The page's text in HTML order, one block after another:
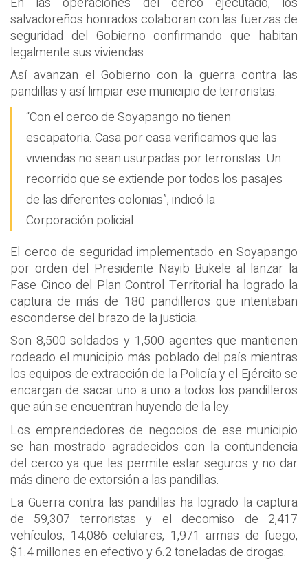
salvadoreños honrados colaboran con las fuerzas de
seguridad del Gobierno confirmando que habitan
legalmente sus viviendas.
Así avanzan el Gobierno con la guerra contra las
pandillas y así limpiar ese municipio de terroristas.
“Con el cerco de Soyapango no tienen
escapatoria. Casa por casa verificamos que las
viviendas no sean usurpadas por terroristas. Un
recorrido que se extiende por todos los pasajes
de las diferentes colonias”, indicó la
Corporación policial.
El cerco de seguridad implementado en Soyapango
por orden del Presidente Nayib Bukele al lanzar la
Fase Cinco del Plan Control Territorial ha logrado la
captura de más de 180 pandilleros que intentaban
esconderse del brazo de la justicia.
Son 8,500 soldados y 1,500 agentes que mantienen
rodeado el municipio más poblado del país mientras
los equipos de extracción de la Policía y el Ejército se
encargan de sacar uno a uno a todos los pandilleros
que aún se encuentran huyendo de la ley.
Los emprendedores de negocios de ese municipio
se han mostrado agradecidos con la contundencia
del cerco ya que les permite estar seguros y no dar
más dinero de extorsión a las pandillas.
La Guerra contra las pandillas ha logrado la captura
de 59,307 terroristas y el decomiso de 2,417
vehículos, 14,086 celulares, 1,971 armas de fuego,
$1.4 millones en efectivo y 6.2 toneladas de drogas.